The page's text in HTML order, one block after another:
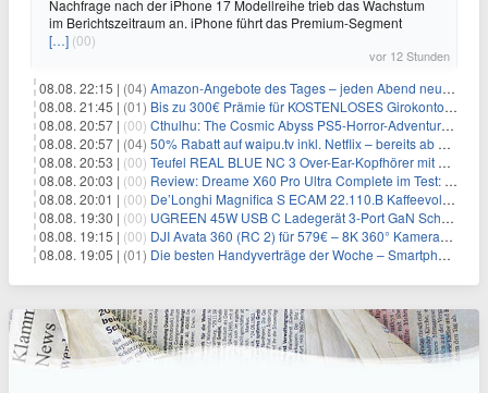
Nachfrage nach der iPhone 17 Modellreihe trieb das Wachstum
im Berichtszeitraum an. iPhone führt das Premium-Segment
[…] (00)
vor 12 Stunden
08.08. 22:15 | (04) Amazon-Angebote des Tages – jeden Abend neue Deals zum Stöbern
08.08. 21:45 | (01) Bis zu 300€ Prämie für KOSTENLOSES Girokonto bei der Santander – 50€ schon nach 1 Woche!
08.08. 20:57 | (00) Cthulhu: The Cosmic Abyss PS5-Horror-Adventure für 27,99€
08.08. 20:57 | (04) 50% Rabatt auf waipu.tv inkl. Netflix – bereits ab 9€/Monat (statt 17,99€)
08.08. 20:53 | (00) Teufel REAL BLUE NC 3 Over-Ear-Kopfhörer mit ANC für 149,99€
08.08. 20:03 | (00) Review: Dreame X60 Pro Ultra Complete im Test: 42.000 Pa, 100 °C Moppwäsche & erstaunlich viel Technik in nur 8,9 cm Höhe
08.08. 20:01 | (00) De’Longhi Magnifica S ECAM 22.110.B Kaffeevollautomat für 269€
08.08. 19:30 | (00) UGREEN 45W USB C Ladegerät 3-Port GaN Schnellladegerät für 12,96€
08.08. 19:15 | (00) DJI Avata 360 (RC 2) für 579€ – 8K 360° Kameradrohne
08.08. 19:05 | (01) Die besten Handyverträge der Woche – Smartphone-Tarife & SIM-Only im Überblick